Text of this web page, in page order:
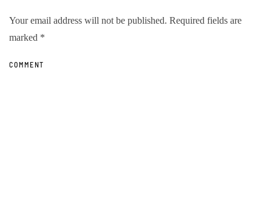
Your email address will not be published. Required fields are
marked *
COMMENT